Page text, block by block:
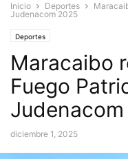
Inicio Deportes
Judenacom 2025
Deportes
Maracaibo
Fuego
diciembre 1, 2025